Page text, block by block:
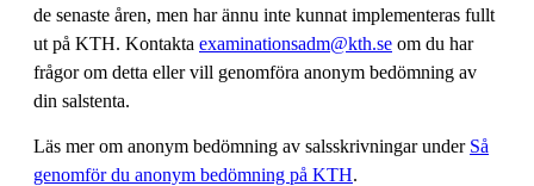
de senaste åren, men har ännu inte kunnat implementeras fullt
ut på KTH. Kontakta examinationsadm@kth.se om du har
frågor om detta eller vill genomföra anonym bedömning av
din salstenta.
Läs mer om anonym bedömning av salsskrivningar under Så
genomför du anonym bedömning på KTH.